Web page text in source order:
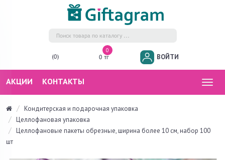
(0)
0
0 тг
ВОЙТИ
АКЦИИ КОНТАКТЫ
Кондитерская и подарочная упаковка
Целлофановая упаковка
Целлофановые пакеты обрезные, ширина более 10 см, набор 100
шт